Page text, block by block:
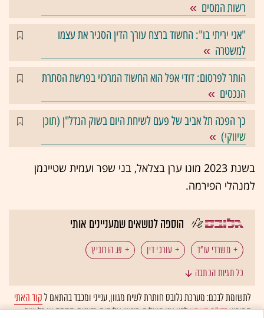
רשות המסים
"אני יריתי בו": החשוד ברצח עורך הדין הסגיר את עצמו
למשטרה
הותר לפרסום: דודי אפל הוא החשוד המרכזי בפרשת הסתרת
הנכסים
כך הפכה תל אביב של פעם לשיחת היום בשוק הנדל"ן (תוכן
שיווקי)
בשנת 2023 מונו ערן בצלאל, בני שפר ועמית שטיינמן
למנהלי הפירמה.
הוספה לנושאים שמעניינים אותי
משרדי עו"ד עורכי דין ש. הורוביץ
מיזוגים ורכישות
כל תגיות הכתבה
לתשומת לבכם: מערכת גלובס חותרת לשיח מגוון, ענייני ומכבד בהתאם לקוד האתי
המופיעבדו"ח האמוןלפיו אנו פועלים. ביטויי אלימות, גזענות, הסתה או כל שיח